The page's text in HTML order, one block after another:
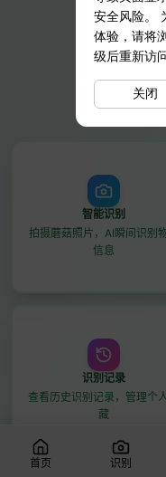
安全风险。
体验，请将
级后重新访
关闭